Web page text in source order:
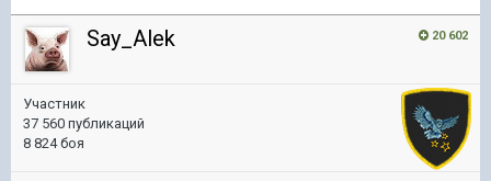
20 602
Say_Alek
Участник
37 560 публикаций
8 824 боя